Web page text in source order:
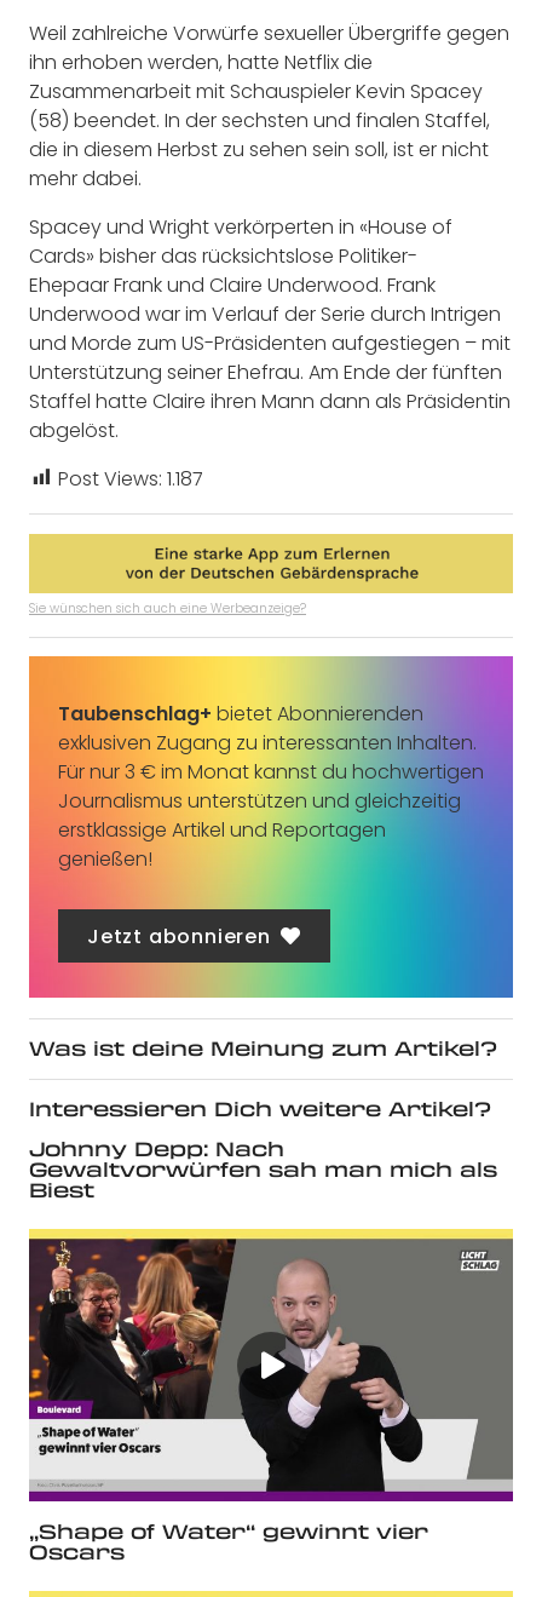
Weil zahlreiche Vorwürfe sexueller Übergriffe gegen
ihn erhoben werden, hatte Netflix die
Zusammenarbeit mit Schauspieler Kevin Spacey
(58) beendet. In der sechsten und finalen Staffel,
die in diesem Herbst zu sehen sein soll, ist er nicht
mehr dabei.
Spacey und Wright verkörperten in «House of
Cards» bisher das rücksichtslose Politiker-
Ehepaar Frank und Claire Underwood. Frank
Underwood war im Verlauf der Serie durch Intrigen
und Morde zum US-Präsidenten aufgestiegen – mit
Unterstützung seiner Ehefrau. Am Ende der fünften
Staffel hatte Claire ihren Mann dann als Präsidentin
abgelöst.
Post Views: 1.187
Sie wünschen sich auch eine Werbeanzeige?
Taubenschlag+ bietet Abonnierenden
exklusiven Zugang zu interessanten Inhalten.
Für nur 3 € im Monat kannst du hochwertigen
Journalismus unterstützen und gleichzeitig
erstklassige Artikel und Reportagen
genießen!
Jetzt abonnieren
Was ist deine Meinung zum Artikel?
Interessieren Dich weitere Artikel?
Johnny Depp: Nach
Gewaltvorwürfen sah man mich als
Biest
„Shape of Water“ gewinnt vier
Oscars